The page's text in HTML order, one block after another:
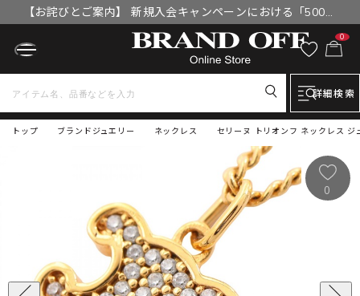
【お詫びとご案内】 新規入会キャンペーンにおける「500円
OFFクーポン」付与漏れと補填について
0
詳細検索
トップ セリーヌ トリオンフ ネックレス ジ
ブランドジュエリー ネックレス
0